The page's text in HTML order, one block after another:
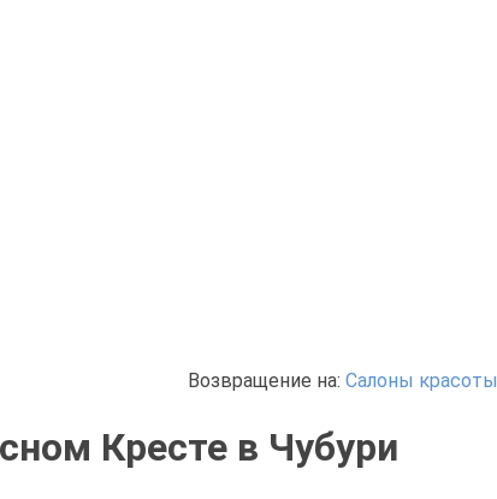
Возвращение на: Салоны красоты
Кресте в Чубури